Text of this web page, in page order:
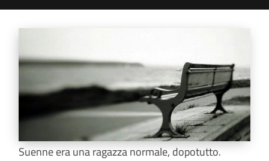
Suenne era una ragazza normale, dopotutto.